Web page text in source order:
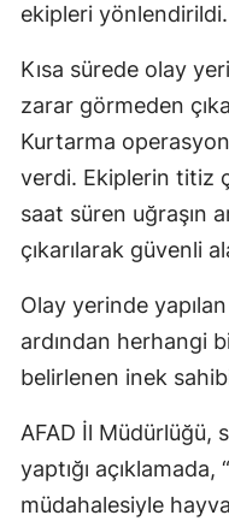
ekipleri yönlendirildi.
Kısa sürede olay
zarar görmeden
Kurtarma
verdi. Ekiplerin titiz
saat süren uğraşın
çıkarılarak güvenli
Olay yerinde
ardından herhangi
belirlenen inek
AFAD İl Müdürlüğü,
yaptığı
müdahalesiyle